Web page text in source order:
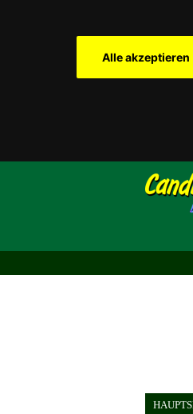
Alle akzeptieren